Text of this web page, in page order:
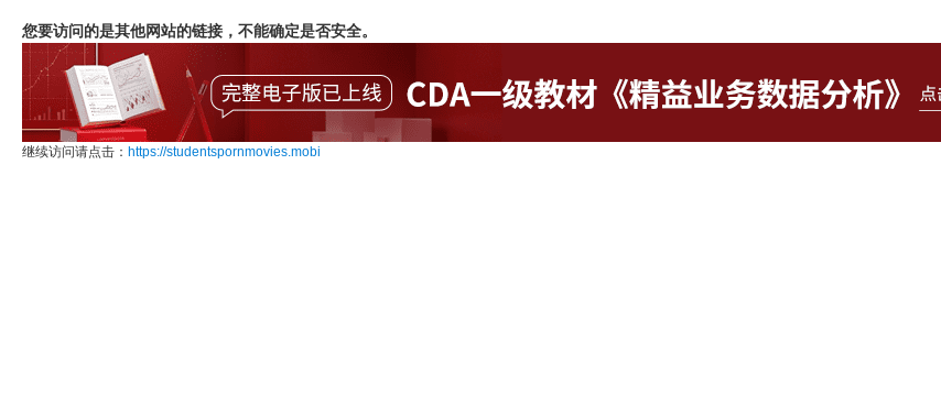
您要访问的是其他网站的链接，不能确定是否安全。
继续访问请点击： https://studentspornmovies.mobi